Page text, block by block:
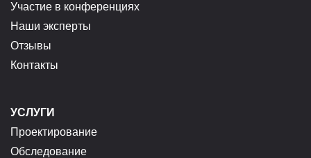
Участие в конференциях
Наши эксперты
Отзывы
Контакты
УСЛУГИ
Проектирование
Обследование